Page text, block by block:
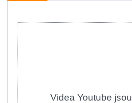
Videa Youtube jsou